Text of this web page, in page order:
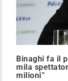
Binaghi fa il
mila
milioni”